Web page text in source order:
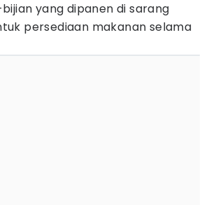
yang dipanen di sarang
persediaan makanan selama